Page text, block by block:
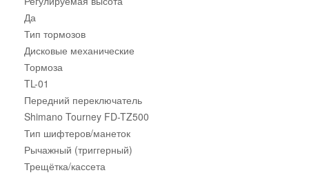
Да
Тип тормозов
Дисковые механические
Тормоза
TL-01
Передний переключатель
Shimano Tourney FD-TZ500
Тип шифтеров/манеток
Рычажный (триггерный)
Трещётка/кассета